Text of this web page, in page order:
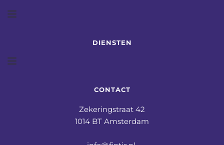
DIENSTEN
CONTACT
Zekeringstraat 42
1014 BT Amsterdam